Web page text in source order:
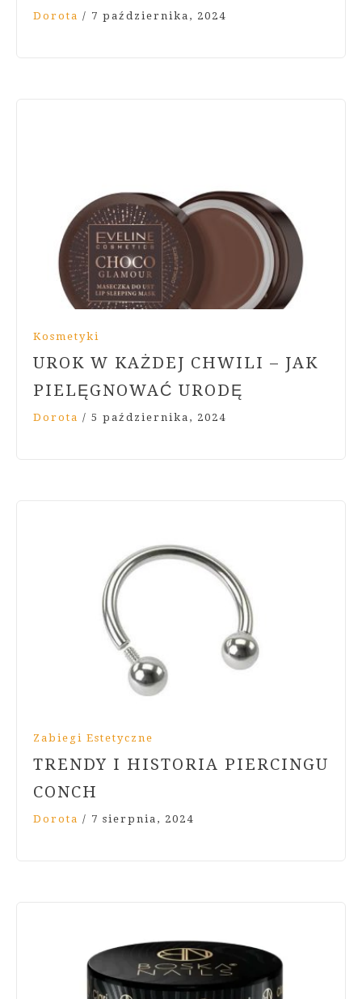
Dorota / 7 października, 2024
Kosmetyki
UROK W KAŻDEJ CHWILI – JAK
PIELĘGNOWAĆ URODĘ
Dorota / 5 października, 2024
Zabiegi Estetyczne
TRENDY I HISTORIA PIERCINGU
CONCH
Dorota / 7 sierpnia, 2024